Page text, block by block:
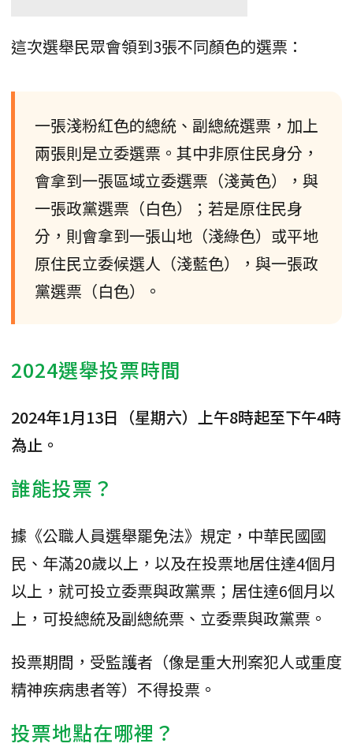
這次選舉民眾會領到3張不同顏色的選票：
一張淺粉紅色的總統、副總統選票，加上
兩張則是立委選票。其中非原住民身分，
會拿到一張區域立委選票（淺黃色），與
一張政黨選票（白色）；若是原住民身
分，則會拿到一張山地（淺綠色）或平地
原住民立委候選人（淺藍色），與一張政
黨選票（白色）。
2024選舉投票時間
2024年1月13日（星期六）上午8時起至下午4時
為止。
誰能投票？
據《公職人員選舉罷免法》規定，中華民國國
民、年滿20歲以上，以及在投票地居住達4個月
以上，就可投立委票與政黨票；居住達6個月以
上，可投總統及副總統票、立委票與政黨票。
投票期間，受監護者（像是重大刑案犯人或重度
精神疾病患者等）不得投票。
投票地點在哪裡？